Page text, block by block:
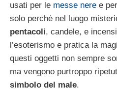
usati per le messe nere e
solo perché nel luogo
pentacoli, candele, e
l’esoterismo e pratica la
questi oggetti non sempre
ma vengono purtroppo
simbolo del male.